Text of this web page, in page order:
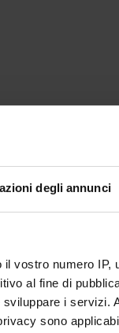
degli annunci
vostro numero IP,
al fine di
i servizi.
sono